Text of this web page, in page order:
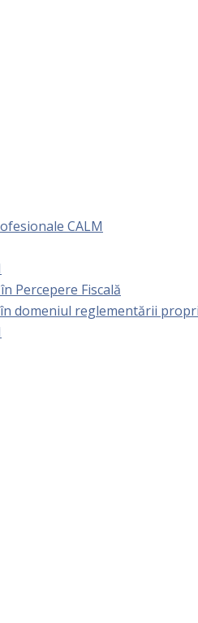
CALM
Percepere Fiscală
domeniul reglementării